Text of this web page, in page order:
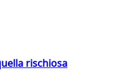
rischiosa